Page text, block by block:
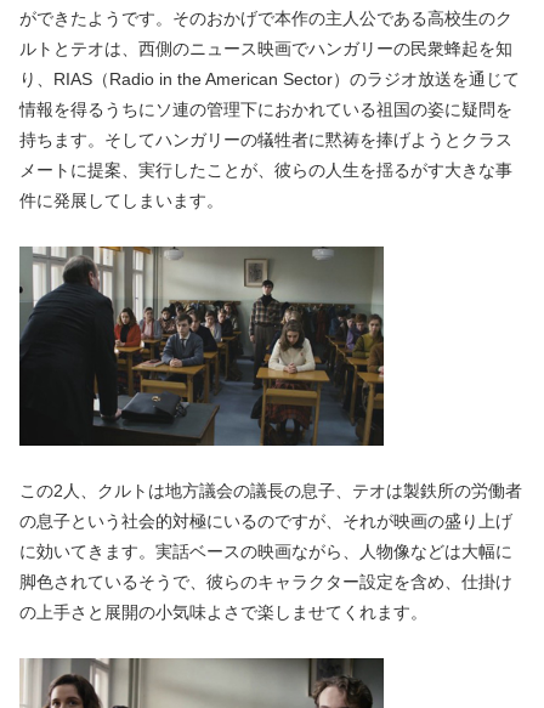
ができたようです。そのおかげで本作の主人公である高校生のク
ルトとテオは、西側のニュース映画でハンガリーの民衆蜂起を知
り、RIAS（Radio in the American Sector）のラジオ放送を通じて
情報を得るうちにソ連の管理下におかれている祖国の姿に疑問を
持ちます。そしてハンガリーの犠牲者に黙祷を捧げようとクラス
メートに提案、実行したことが、彼らの人生を揺るがす大きな事
件に発展してしまいます。
この2人、クルトは地方議会の議長の息子、テオは製鉄所の労働者
の息子という社会的対極にいるのですが、それが映画の盛り上げ
に効いてきます。実話ベースの映画ながら、人物像などは大幅に
脚色されているそうで、彼らのキャラクター設定を含め、仕掛け
の上手さと展開の小気味よさで楽しませてくれます。